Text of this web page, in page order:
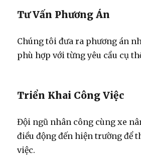
Tư Vấn Phương Án
Chúng tôi đưa ra phương án
phù hợp với từng yêu cầu cụ
Triển Khai Công Việc
Đội ngũ nhân công cùng xe
điều động đến hiện trường để
việc.